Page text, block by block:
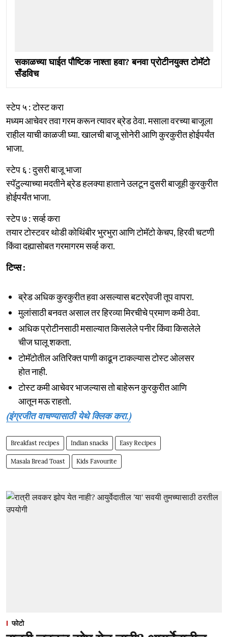
सकाळच्या घाईत पौष्टिक नाश्ता हवा? बनवा प्रोटीनयुक्त टोमॅटो
सँडविच
स्टेप ५ : टोस्ट करा
मध्यम आचेवर तवा गरम करून त्यावर ब्रेड ठेवा. मसाला वरच्या बाजूला
राहील याची काळजी घ्या. खालची बाजू सोनेरी आणि कुरकुरीत होईपर्यंत
भाजा.
स्टेप ६ : दुसरी बाजू भाजा
स्पॅटुल्याच्या मदतीने ब्रेड हलक्या हाताने उलटून दुसरी बाजूही कुरकुरीत
होईपर्यंत भाजा.
स्टेप ७ : सर्व्ह करा
तयार टोस्टवर थोडी कोथिंबीर भुरभुरा आणि टोमॅटो केचप, हिरवी चटणी
किंवा दह्यासोबत गरमागरम सर्व्ह करा.
टिप्स :
ब्रेड अधिक कुरकुरीत हवा असल्यास बटरऐवजी तूप वापरा.
मुलांसाठी बनवत असाल तर हिरव्या मिरचीचे प्रमाण कमी ठेवा.
अधिक प्रोटीनसाठी मसाल्यात किसलेले पनीर किंवा किसलेले
चीज घालू शकता.
टोमॅटोतील अतिरिक्त पाणी काढून टाकल्यास टोस्ट ओलसर
होत नाही.
टोस्ट कमी आचेवर भाजल्यास तो बाहेरून कुरकुरीत आणि
आतून मऊ राहतो.
(इंग्रजीत वाचण्यासाठी येथे क्लिक करा.)
Breakfast recipes Indian snacks Easy Recipes
Masala Bread Toast Kids Favourite
फोटो